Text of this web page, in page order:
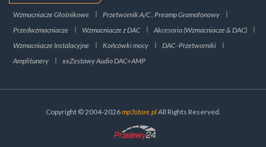
Wzmacniacze Głośnikowe
Przetwornik A/C , Preamp Gramofonowy
Przedwzmacniacze
Wzmacniacze z DAC
Akcesoria (Wzmacniacze & DAC)
Wzmacniacze Instalacyjne
Końcówki mocy
DAC -Przetworniki
Amplitunery
xxZestawy Audio DAC+AMP
Copyright © 2004-2026mp3store.plAll Rights Reserved.